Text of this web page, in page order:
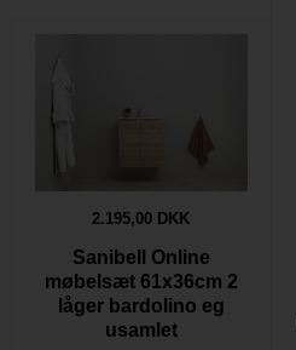
2.195,00 DKK
Sanibell Online
møbelsæt 61x36cm 2
låger bardolino eg
usamlet